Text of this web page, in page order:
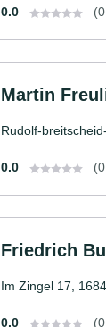
0.0
Martin
Rudolf-
0.0
Friedrich
Im Zingel 17,
0.0